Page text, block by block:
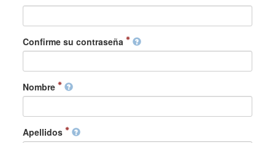
Confirme su contraseña
Nombre
Apellidos